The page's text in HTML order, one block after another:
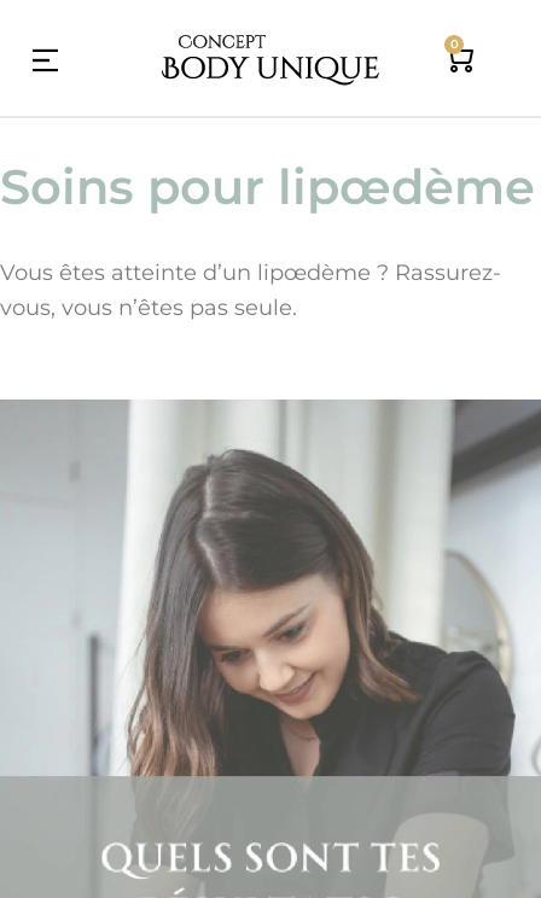
0
Cart
Soins pour lipœdème
Vous êtes atteinte d’un lipœdème ? Rassurez-
vous, vous n’êtes pas seule.